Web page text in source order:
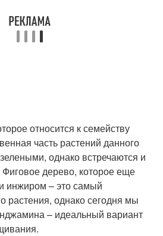
относится к семейству
часть растений данного
однако встречаются и
дерево, которое еще
инжиром – это самый
растения, однако сегодня мы
– идеальный вариант